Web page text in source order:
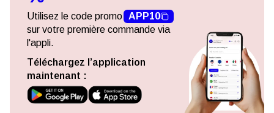
Utilisez le code promo APP10
sur votre première commande via
l'appli.
Téléchargez l’application
maintenant :